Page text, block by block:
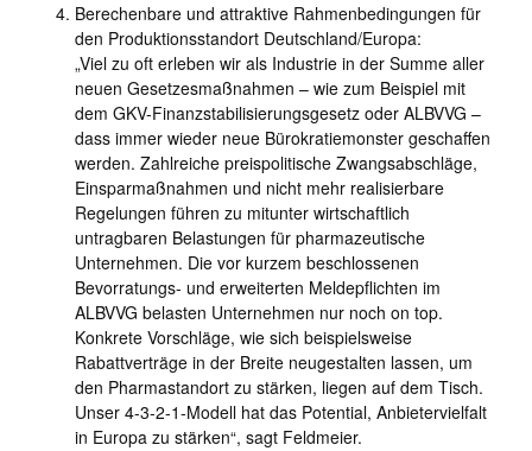
Berechenbare und attraktive Rahmenbedingungen für
den Produktionsstandort Deutschland/Europa:
„Viel zu oft erleben wir als Industrie in der Summe aller
neuen Gesetzesmaßnahmen – wie zum Beispiel mit
dem GKV-Finanzstabilisierungsgesetz oder ALBVVG –
dass immer wieder neue Bürokratiemonster geschaffen
werden. Zahlreiche preispolitische Zwangsabschläge,
Einsparmaßnahmen und nicht mehr realisierbare
Regelungen führen zu mitunter wirtschaftlich
untragbaren Belastungen für pharmazeutische
Unternehmen. Die vor kurzem beschlossenen
Bevorratungs- und erweiterten Meldepflichten im
ALBVVG belasten Unternehmen nur noch on top.
Konkrete Vorschläge, wie sich beispielsweise
Rabattverträge in der Breite neugestalten lassen, um
den Pharmastandort zu stärken, liegen auf dem Tisch.
Unser 4-3-2-1-Modell hat das Potential, Anbietervielfalt
in Europa zu stärken“, sagt Feldmeier.